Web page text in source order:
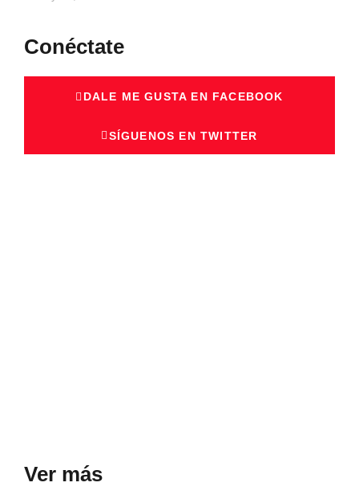
Conéctate
DALE ME GUSTA EN FACEBOOK
SÍGUENOS EN TWITTER
Ver más